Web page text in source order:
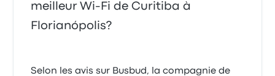
meilleur Wi-Fi de Curitiba à
Florianópolis?
Selon les avis sur Busbud, la compagnie de